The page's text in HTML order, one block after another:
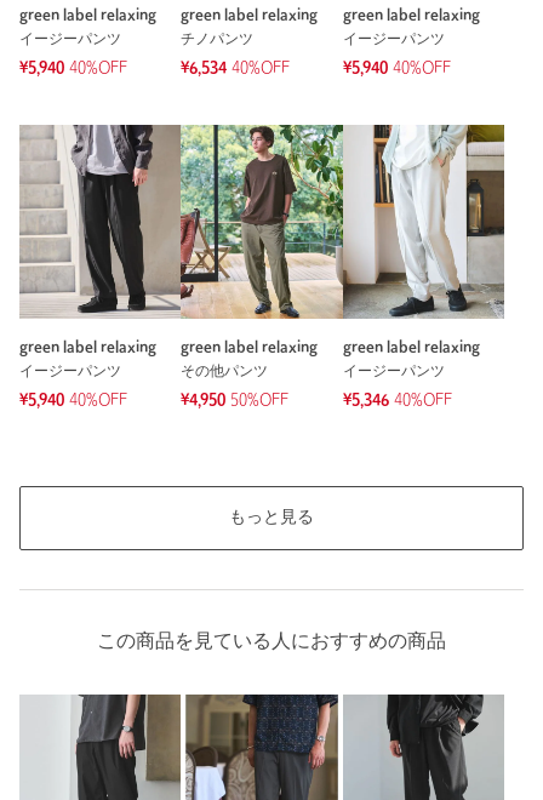
1人が参考になったと回答
参考になった
※レビューは、個人の主観による感想・体感によるもので、商品の効果や性
能を保証するものではありません。
もっと見る
green label relaxing
イージーパンツ
¥5,940 40%OFF
green label relaxing
チノパンツ
¥6,534 40%OFF
green label relaxing
イージーパンツ
¥5,940 40%OFF
green label relaxing
イージーパンツ
¥5,940 40%OFF
green label relaxing
その他パンツ
¥4,950 50%OFF
green label relaxing
イージーパンツ
¥5,346 40%OFF
もっと見る
この商品を見ている人におすすめの商品